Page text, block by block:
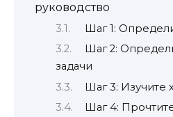
руководство
Шаг 1:
Шаг 2:
задачи
Шаг 3: Изучите
Шаг 4: